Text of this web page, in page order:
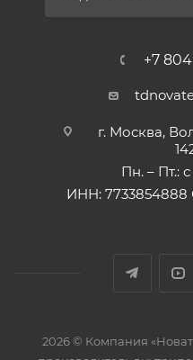
+7
г. Москва,
Пн. – Пт.:
ИНН: 7733854888
2026 © Компания